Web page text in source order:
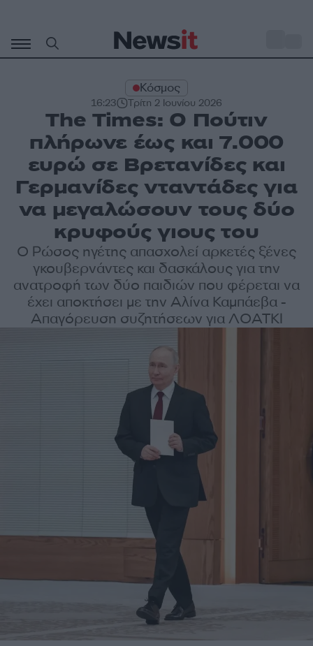
περιεχόμενο
Κόσμος
16:23 Τρίτη 2 Ιουνίου 2026
The Times: Ο Πούτιν
πλήρωνε έως και 7.000
ευρώ σε Βρετανίδες και
Γερμανίδες νταντάδες για
να μεγαλώσουν τους δύο
κρυφούς γιους του
Ο Ρώσος ηγέτης απασχολεί αρκετές ξένες
γκουβερνάντες και δασκάλους για την
ανατροφή των δύο παιδιών που φέρεται να
έχει αποκτήσει με την Αλίνα Καμπάεβα -
Απαγόρευση συζητήσεων για ΛΟΑΤΚΙ